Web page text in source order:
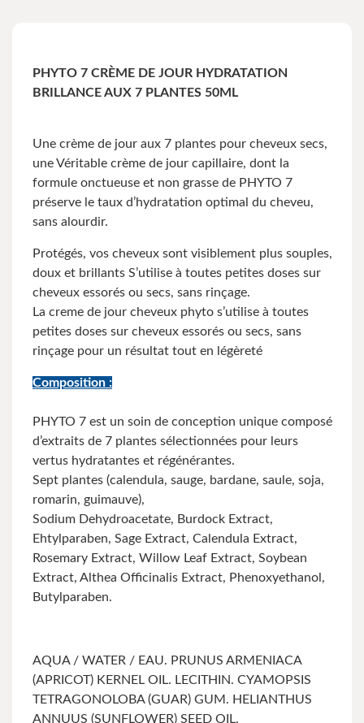
PHYTO 7 CRÈME DE JOUR HYDRATATION
BRILLANCE AUX 7 PLANTES 50ML
Une crème de jour aux 7 plantes pour cheveux secs,
une Véritable crème de jour capillaire, dont la
formule onctueuse et non grasse de PHYTO 7
préserve le taux d’hydratation optimal du cheveu,
sans alourdir.
Protégés, vos cheveux sont visiblement plus souples,
doux et brillants S’utilise à toutes petites doses sur
cheveux essorés ou secs, sans rinçage.
La creme de jour cheveux phyto s’utilise à toutes
petites doses sur cheveux essorés ou secs, sans
rinçage pour un résultat tout en légèreté
Composition :
PHYTO 7 est un soin de conception unique composé
d’extraits de 7 plantes sélectionnées pour leurs
vertus hydratantes et régénérantes.
Sept plantes (calendula, sauge, bardane, saule, soja,
romarin, guimauve),
Sodium Dehydroacetate, Burdock Extract,
Ehtylparaben, Sage Extract, Calendula Extract,
Rosemary Extract, Willow Leaf Extract, Soybean
Extract, Althea Officinalis Extract, Phenoxyethanol,
Butylparaben.
AQUA / WATER / EAU. PRUNUS ARMENIACA
(APRICOT) KERNEL OIL. LECITHIN. CYAMOPSIS
TETRAGONOLOBA (GUAR) GUM. HELIANTHUS
ANNUUS (SUNFLOWER) SEED OIL.